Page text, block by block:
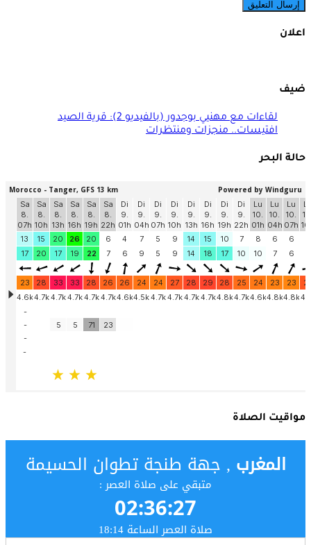
اعلان
ضيف
لقاءات مع مهنيي بوجدور (بالفيديو 2): قرية الصيد
افتيسات.. منجزات ومنتظرات
حالة البحر
مواقيت الصلاة